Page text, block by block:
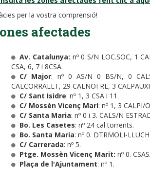
per la vostra comprensió!
afectades
Av. Catalunya: nº 0 S/N LOC.SOC, 1
CSA, 6, 7 i 8CSA.
C/ Major: nº 0 AS/N 0 BS/N, 0
CALCORRALET, 29 CALNOFRE, 3
C/ Sant Isidre: nº 1, 3 CSA i 11.
C/ Mossèn Vicenç Marí: nº 1, 3 CALPI/
C/ Santa Maria: nº 0 i 3. CALS/N
Bo. Les Casetes: nº 24 cal torrents.
Bo. Santa Maria: nº 0. DTRMOLI-
C/ Carrerada: nº 5.
Ptge. Mossèn Vicenç Marit: nº 0.
Plaça de l'Ajuntament: nº 1.